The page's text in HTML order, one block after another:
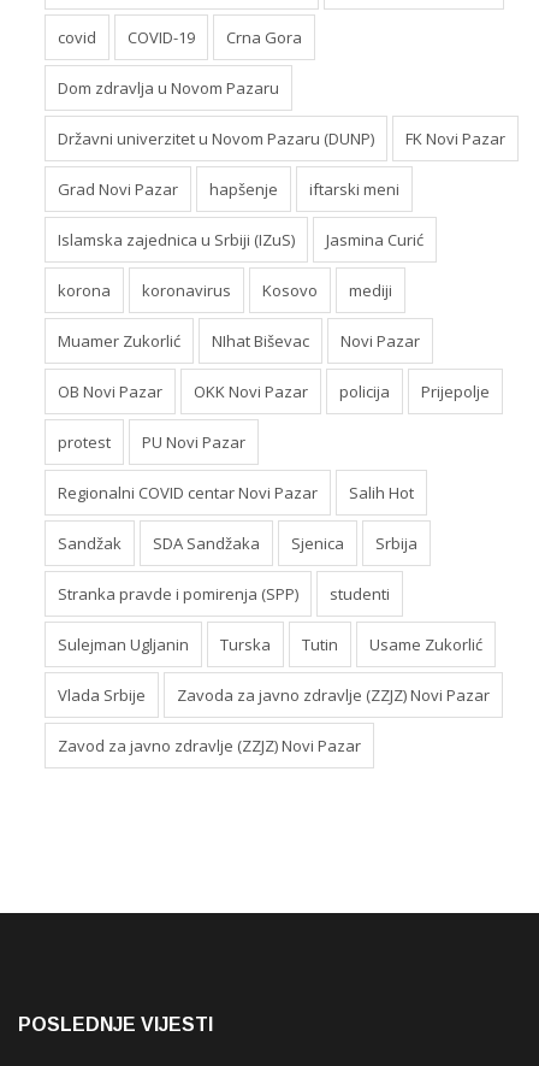
covid COVID-19 Crna Gora
Dom zdravlja u Novom Pazaru
Državni univerzitet u Novom Pazaru (DUNP) FK Novi Pazar
Grad Novi Pazar hapšenje iftarski meni
Islamska zajednica u Srbiji (IZuS) Jasmina Curić
korona koronavirus Kosovo mediji
Muamer Zukorlić NIhat Biševac Novi Pazar
OB Novi Pazar OKK Novi Pazar policija Prijepolje
protest PU Novi Pazar
Regionalni COVID centar Novi Pazar Salih Hot
Sandžak SDA Sandžaka Sjenica Srbija
Stranka pravde i pomirenja (SPP) studenti
Sulejman Ugljanin Turska Tutin Usame Zukorlić
Vlada Srbije Zavoda za javno zdravlje (ZZJZ) Novi Pazar
Zavod za javno zdravlje (ZZJZ) Novi Pazar
POSLEDNJE VIJESTI